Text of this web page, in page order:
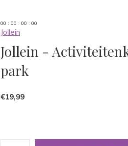
00 : 00 : 00 : 00
Jollein
Jollein -
park
€19,99